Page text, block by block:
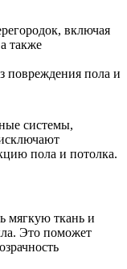
включая
также
повреждения пола и
системы,
пола и потолка.
мягкую ткань и
Это поможет